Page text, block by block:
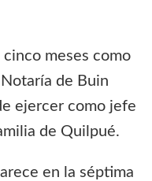
meses como
de Buin
ejercer como jefe
de Quilpué.
en la séptima